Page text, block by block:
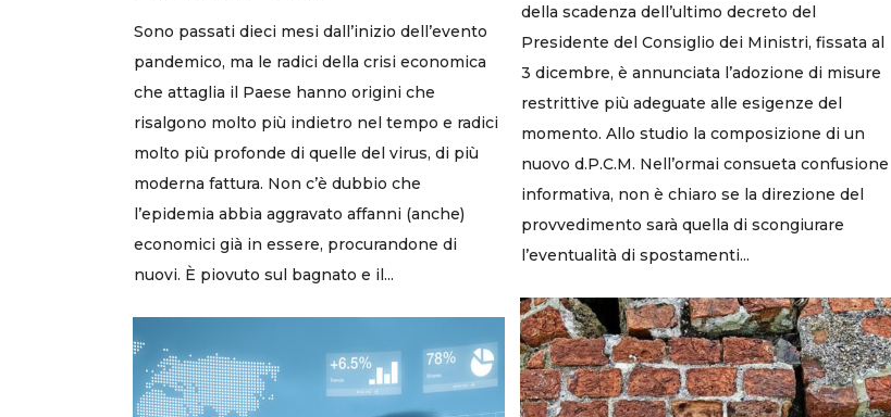
Sono passati dieci mesi dall’inizio dell’evento
pandemico, ma le radici della crisi economica
che attaglia il Paese hanno origini che
risalgono molto più indietro nel tempo e radici
molto più profonde di quelle del virus, di più
moderna fattura. Non c’è dubbio che
l’epidemia abbia aggravato affanni (anche)
economici già in essere, procurandone di
nuovi. È piovuto sul bagnato e il...
della scadenza dell’ultimo decreto del
Presidente del Consiglio dei Ministri, fissata al
3 dicembre, è annunciata l’adozione di misure
restrittive più adeguate alle esigenze del
momento. Allo studio la composizione di un
nuovo d.P.C.M. Nell’ormai consueta confusione
informativa, non è chiaro se la direzione del
provvedimento sarà quella di scongiurare
l’eventualità di spostamenti...